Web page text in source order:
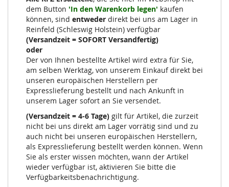
dem Button 'In den Warenkorb legen' kaufen
können, sind entweder direkt bei uns am Lager in
Reinfeld (Schleswig Holstein) verfügbar
(Versandzeit = SOFORT Versandfertig)
oder
Der von Ihnen bestellte Artikel wird extra für Sie,
am selben Werktag, von unserem Einkauf direkt bei
unseren europäischen Herstellern per
Expresslieferung bestellt und nach Ankunft in
unserem Lager sofort an Sie versendet.
(Versandzeit = 4-6 Tage) gilt für Artikel, die zurzeit
nicht bei uns direkt am Lager vorrätig sind und zu
auch nicht bei unseren europäischen Herstellern,
als Expresslieferung bestellt werden können. Wenn
Sie als erster wissen möchten, wann der Artikel
wieder verfügbar ist, aktivieren Sie bitte die
Verfügbarkeitsbenachrichtigung.